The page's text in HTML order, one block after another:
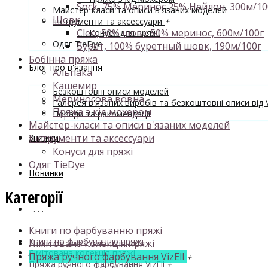
Майстер-класи та описи в'язаних моделей
Інструменти та аксессуари +
- Конуси для пряжі
Одяг TieDye
Блог про в'язання
Безкоштовні описи моделей
Галерея в'язаних виробів та безкоштовні описи від
Поради та рекомендації
Знижки
Новинки
. . .
Книги по фарбуванню пряжі
Лімітована колекція пряжі
Пряжа ручного фарбування VizEll+
Sock, 75% Меринос 25% Нейлон, 300м/
Шовк
Cleo, 50% шовк 50% меринос, 600м/100г
Бурет, 100% буретный шовк, 190м/100г
Бобінна пряжа
Альпака
Кашемир
Мериносова вовна
Пряжа з кід мохером
Майстер-класи та описи в'язаних моделей
Інструменти та аксессуари
Конуси для пряжі
Одяг TieDye
Категорії
Книги по фарбуванню пряжі
Лімітована колекція пряжі
Пряжа ручного фарбування VizEll +